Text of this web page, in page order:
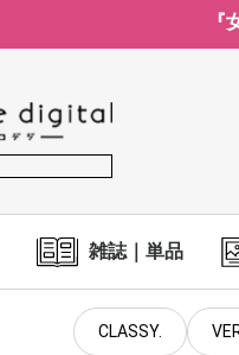
雑誌｜単品
CLASSY.